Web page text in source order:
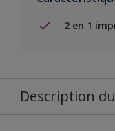
2 en 1
Description